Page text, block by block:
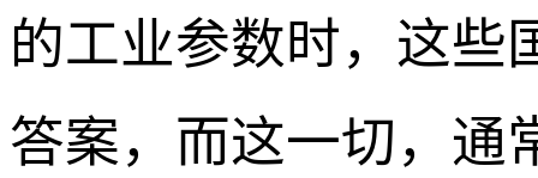
的工业参数时，这些
答案，而这一切，通